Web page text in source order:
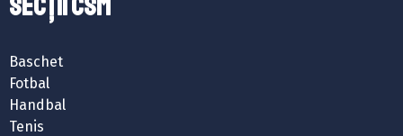
Baschet
Fotbal
Handbal
Tenis